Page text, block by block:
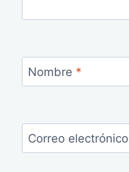
Nombre *
Correo electrónico